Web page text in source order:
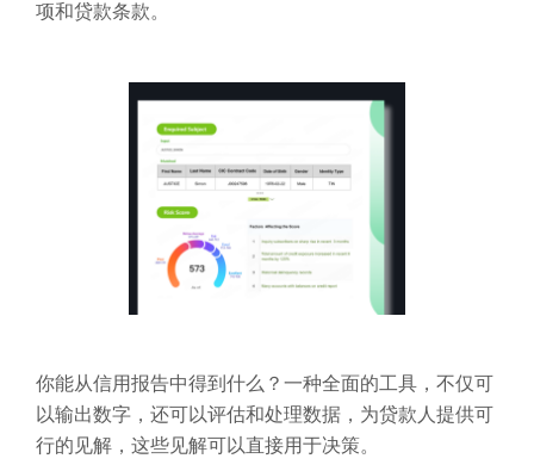
项和贷款条款。
你能从信用报告中得到什么？一种全面的工具，不仅可
以输出数字，还可以评估和处理数据，为贷款人提供可
行的见解，这些见解可以直接用于决策。